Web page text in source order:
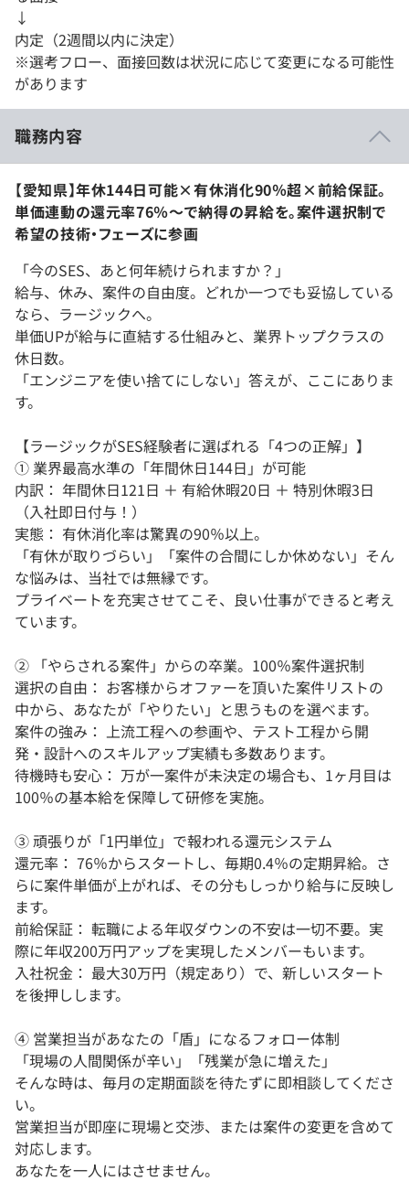
↓
内定（2週間以内に決定）
※選考フロー、面接回数は状況に応じて変更になる可能性
があります
職務内容
【愛知県】年休144日可能×有休消化90％超×前給保証。
単価連動の還元率76％〜で納得の昇給を。案件選択制で
希望の技術・フェーズに参画
「今のSES、あと何年続けられますか？」
給与、休み、案件の自由度。どれか一つでも妥協している
なら、ラージックへ。
単価UPが給与に直結する仕組みと、業界トップクラスの
休日数。
「エンジニアを使い捨てにしない」答えが、ここにありま
す。
【ラージックがSES経験者に選ばれる「4つの正解」】
① 業界最高水準の「年間休日144日」が可能
内訳： 年間休日121日 ＋ 有給休暇20日 ＋ 特別休暇3日
（入社即日付与！）
実態： 有休消化率は驚異の90％以上。
「有休が取りづらい」「案件の合間にしか休めない」そん
な悩みは、当社では無縁です。
プライベートを充実させてこそ、良い仕事ができると考え
ています。
② 「やらされる案件」からの卒業。100％案件選択制
選択の自由： お客様からオファーを頂いた案件リストの
中から、あなたが「やりたい」と思うものを選べます。
案件の強み： 上流工程への参画や、テスト工程から開
発・設計へのスキルアップ実績も多数あります。
待機時も安心： 万が一案件が未決定の場合も、1ヶ月目は
100％の基本給を保障して研修を実施。
③ 頑張りが「1円単位」で報われる還元システム
還元率： 76％からスタートし、毎期0.4％の定期昇給。さ
らに案件単価が上がれば、その分もしっかり給与に反映し
ます。
前給保証： 転職による年収ダウンの不安は一切不要。実
際に年収200万円アップを実現したメンバーもいます。
入社祝金： 最大30万円（規定あり）で、新しいスタート
を後押しします。
④ 営業担当があなたの「盾」になるフォロー体制
「現場の人間関係が辛い」「残業が急に増えた」
そんな時は、毎月の定期面談を待たずに即相談してくださ
い。
営業担当が即座に現場と交渉、または案件の変更を含めて
対応します。
あなたを一人にはさせません。